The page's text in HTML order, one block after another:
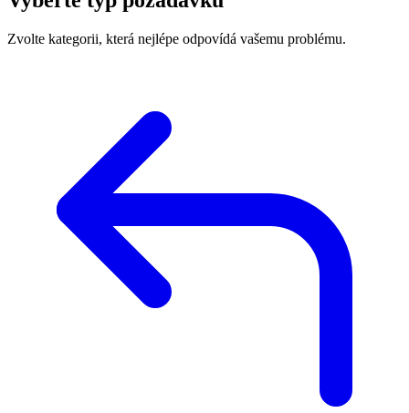
Zvolte kategorii, která nejlépe odpovídá vašemu problému.